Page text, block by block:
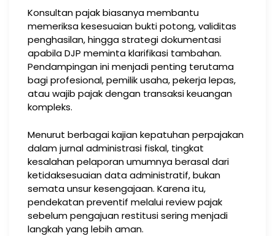
Konsultan pajak biasanya membantu
memeriksa kesesuaian bukti potong, validitas
penghasilan, hingga strategi dokumentasi
apabila DJP meminta klarifikasi tambahan.
Pendampingan ini menjadi penting terutama
bagi profesional, pemilik usaha, pekerja lepas,
atau wajib pajak dengan transaksi keuangan
kompleks.
Menurut berbagai kajian kepatuhan perpajakan
dalam jurnal administrasi fiskal, tingkat
kesalahan pelaporan umumnya berasal dari
ketidaksesuaian data administratif, bukan
semata unsur kesengajaan. Karena itu,
pendekatan preventif melalui review pajak
sebelum pengajuan restitusi sering menjadi
langkah yang lebih aman.